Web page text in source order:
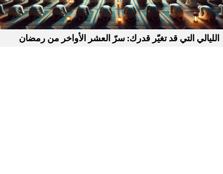
الليالي التي قد تغيّر قدرك: سرّ العشر الأواخر من رمضان